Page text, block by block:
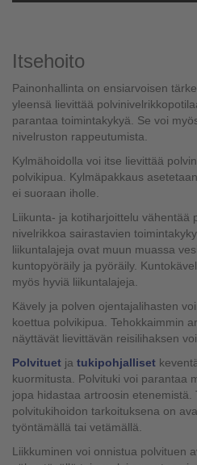
Itsehoito
Painonhallinta on ensiarvoisen
yleensä lievittää
parantaa toimintakykyä. Se voi
nivelruston rappeutumista.
Kylmähoidolla voi itse lievittää
polvikipua. Kylmäpakkaus
ei suoraan iholle.
Liikunta- ja kotiharjoittelu vähentää
nivelrikkoa sairastavien
liikuntalajeja ovat muun muassa
kuntopyöräily ja pyöräily.
myös hyviä liikuntalajeja.
Kävely ja polven ojentajalihasten
koettua polvikipua. Tehokkaimmin
näyttävät lievittävän reisilihaksen
Polvituet ja tukipohjalliset
kuormitusta. Polvituki voi parantaa
jopa hidastaa artroosin etenemistä.
polvitukihoidon tarkoituksena on
työntämällä tai vetämällä.
Liikkuminen voi onnistua polvituen